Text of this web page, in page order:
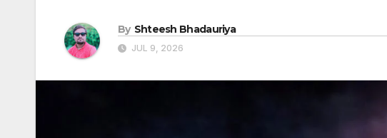
By Shteesh Bhadauriya
JUL 9, 2026